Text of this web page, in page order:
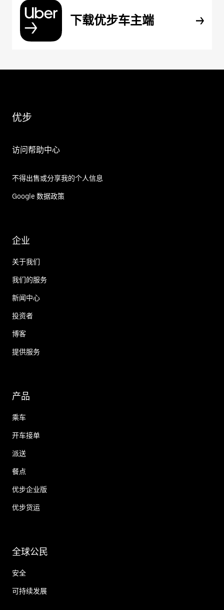
下载优步车主端
优步
访问帮助中心
不得出售或分享我的个人信息
Google 数据政策
企业
关于我们
我们的服务
新闻中心
投资者
博客
提供服务
产品
乘车
开车接单
派送
餐点
优步企业版
优步货运
全球公民
安全
可持续发展